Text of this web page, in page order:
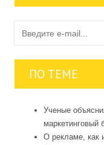
ПО ТЕМЕ
Ученые
маркетинговый
О рекламе, как